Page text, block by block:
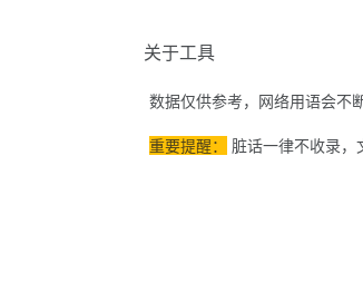
关于工具
数据仅供参考，网络用语会不
重要提醒： 脏话一律不收录，